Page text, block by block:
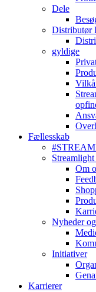
Dele
Distributør
gyldige
Fællesskab
Om
Nyheder
Initiativer
Karrierer